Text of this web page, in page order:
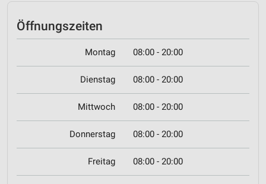
Öffnungszeiten
Montag 08:00 - 20:00
Dienstag 08:00 - 20:00
Mittwoch 08:00 - 20:00
Donnerstag 08:00 - 20:00
Freitag 08:00 - 20:00